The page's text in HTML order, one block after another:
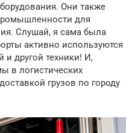
Они также
для
Слушай, я сама была
активно используются
и другой техники! И,
в логистических
грузов по городу